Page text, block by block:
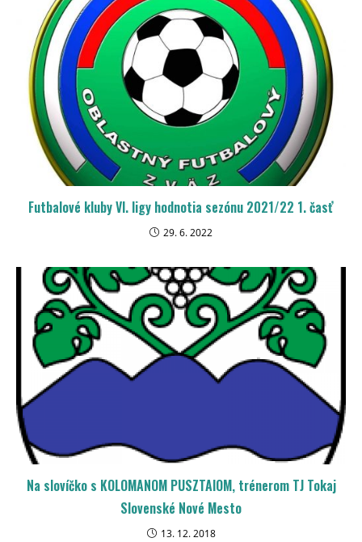
Futbalové kluby VI. ligy hodnotia sezónu 2021/22 1. časť
29. 6. 2022
Na slovíčko s KOLOMANOM PUSZTAIOM, trénerom TJ Tokaj
Slovenské Nové Mesto
13. 12. 2018